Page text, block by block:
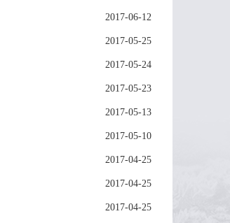
2017-06-12
2017-05-25
2017-05-24
2017-05-23
2017-05-13
2017-05-10
2017-04-25
2017-04-25
2017-04-25